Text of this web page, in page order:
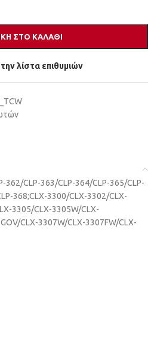
ΣΤΟ ΚΑΛΆΘΙ
λίστα επιθυμιών
362/CLP-363/CLP-364/CLP-365/CLP-
368;CLX-3300/CLX-3302/CLX-
3305/CLX-3305W/CLX-
CLX-3307W/CLX-3307FW/CLX-